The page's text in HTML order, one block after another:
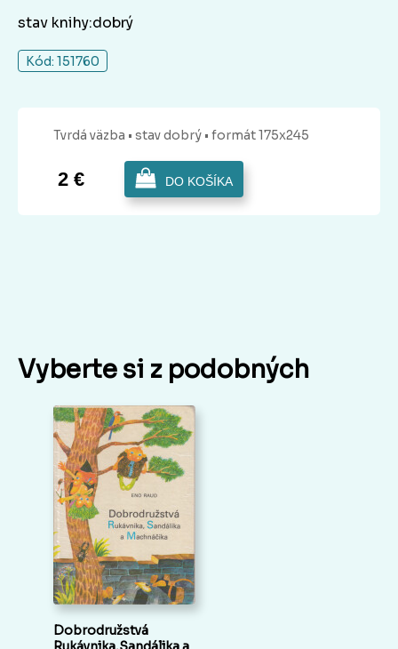
stav knihy:dobrý
Kód: 151760
Tvrdá väzba • stav dobrý • formát 175x245
2 € DO KOŠÍKA
Vyberte si z podobných
Dobrodružstvá